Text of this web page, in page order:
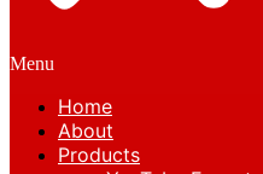
Menu
Home
About
Products